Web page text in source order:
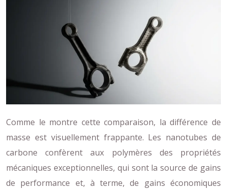
Comme le montre cette comparaison, la différence de
masse est visuellement frappante. Les nanotubes de
carbone confèrent aux polymères des propriétés
mécaniques exceptionnelles, qui sont la source de gains
de performance et, à terme, de gains économiques